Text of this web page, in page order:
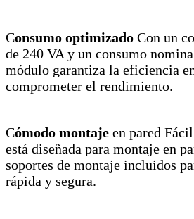
Consumo optimizado Con un
de 240 VA y un consumo
módulo garantiza la eficiencia
comprometer el rendimiento.
Cómodo montaje en pared
está diseñada para montaje en
soportes de montaje incluidos
rápida y segura.